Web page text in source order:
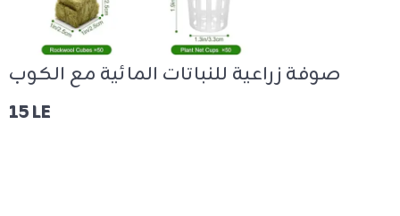
صوفة زراعية للنباتات المائية مع الكوب
15 LE